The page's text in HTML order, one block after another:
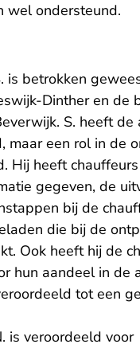
wel ondersteund.
is betrokken
Dinther en de
S. heeft de
maar een rol in de
Hij heeft
gegeven, de
bij de
die bij de
Ook heeft hij de
hun aandeel in de
tot een
is veroordeeld voor